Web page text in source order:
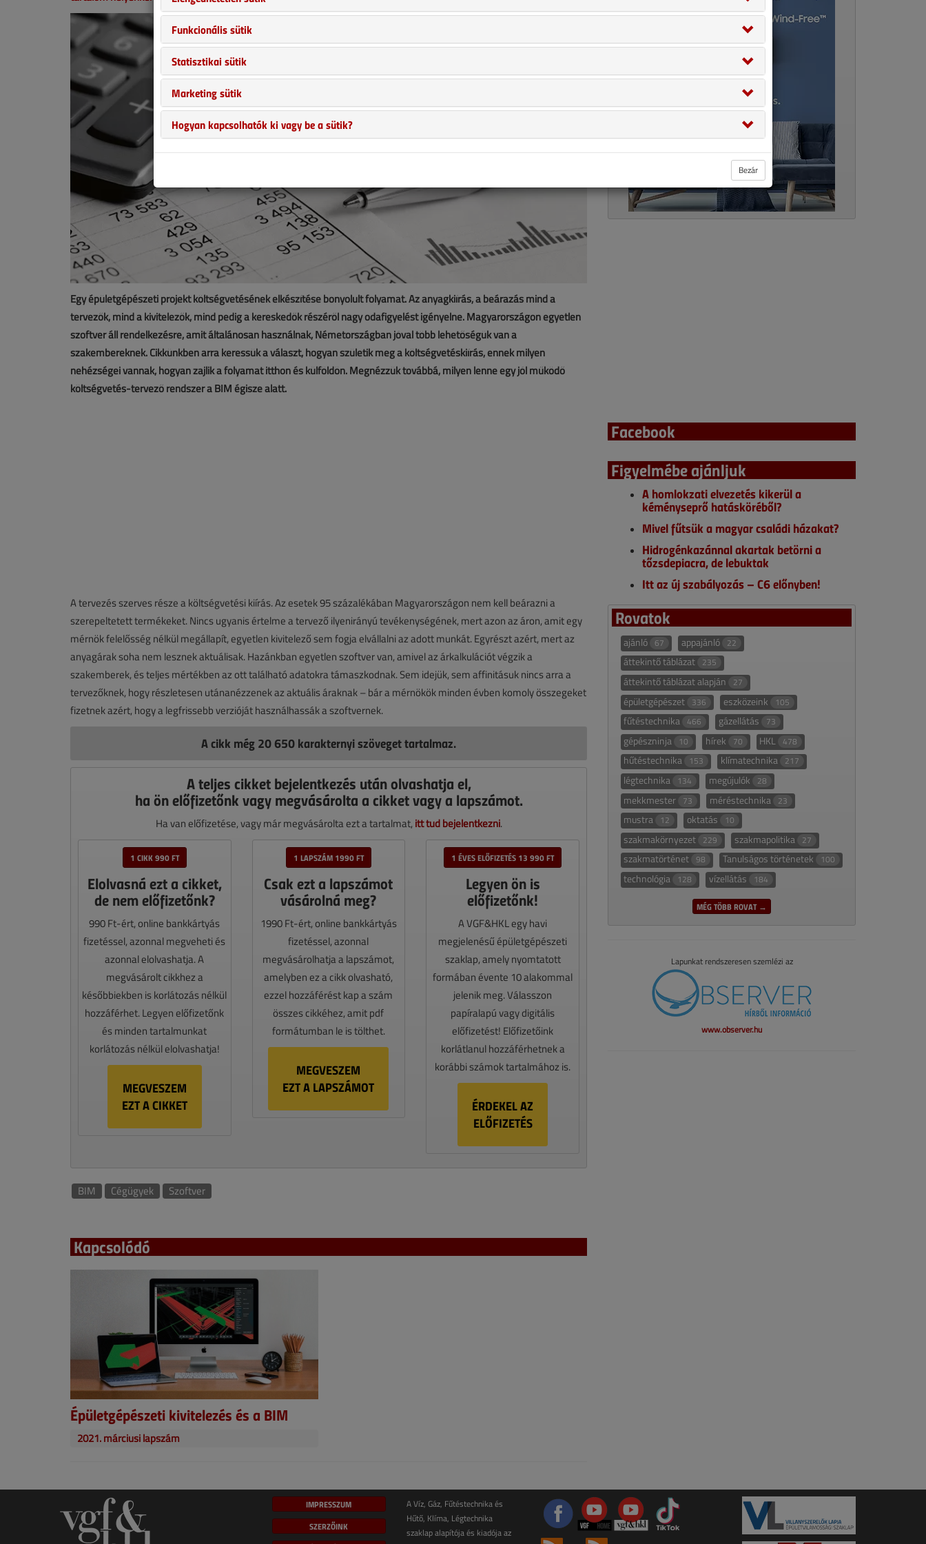
Egy épületgépészeti projekt költségvetésének elkészítése bonyolult folyamat. Az anyagkiírás, a beárazás mind a
tervezők, mind a kivitelezők, mind pedig a kereskedők részéről nagy odafigyelést igényelne. Magyarországon egyetlen
szoftver áll rendelkezésre, amit általánosan használnak, Németországban jóval több lehetőségük van a
szakembereknek. Cikkünkben arra keressük a választ, hogyan születik meg a költségvetéskiírás, ennek milyen
nehézségei vannak, hogyan zajlik a folyamat itthon és külföldön. Megnézzük továbbá, milyen lenne egy jól működő
költségvetés-tervező rendszer a BIM égisze alatt.
A tervezés szerves része a költségvetési kiírás. Az esetek 95 százalékában Magyarországon nem kell beárazni a
szerepeltetett termékeket. Nincs ugyanis értelme a tervező ilyenirányú tevékenységének, mert azon az áron, amit egy
mérnök felelősség nélkül megállapít, egyetlen kivitelező sem fogja elvállalni az adott munkát. Egyrészt azért, mert az
anyagárak soha nem lesznek aktuálisak. Hazánkban egyetlen szoftver van, amivel az árkalkulációt végzik a
szakemberek, és teljes mértékben az ott található adatokra támaszkodnak. Sem idejük, sem affinitásuk nincs arra a
tervezőknek, hogy részletesen utánanézzenek az aktuális áraknak – bár a mérnökök minden évben komoly összegeket
fizetnek azért, hogy a legfrissebb verzióját használhassák a szoftvernek.
A cikk még 20 650 karakternyi szöveget tartalmaz.
A teljes cikket bejelentkezés után olvashatja el,
ha ön előfizetőnk vagy megvásárolta a cikket vagy a lapszámot.
Ha van előfizetése, vagy már megvásárolta ezt a tartalmat, itt tud bejelentkezni.
1 CIKK 990 FT
Elolvasná ezt a cikket,
de nem előfizetőnk?
990 Ft-ért, online bankkártyás
fizetéssel, azonnal megveheti és
azonnal elolvashatja. A
megvásárolt cikkhez a
későbbiekben is korlátozás nélkül
hozzáférhet. Legyen előfizetőnk
és minden tartalmunkat
korlátozás nélkül elolvashatja!
MEGVESZEM
EZT A CIKKET
1 LAPSZÁM 1990 FT
Csak ezt a lapszámot
vásárolná meg?
1990 Ft-ért, online bankkártyás
fizetéssel, azonnal
megvásárolhatja a lapszámot,
amelyben ez a cikk olvasható,
ezzel hozzáférést kap a szám
összes cikkéhez, amit pdf
formátumban le is tölthet.
MEGVESZEM
EZT A LAPSZÁMOT
1 ÉVES ELŐFIZETÉS 13 990 FT
Legyen ön is
előfizetőnk!
A VGF&HKL egy havi
megjelenésű épületgépészeti
szaklap, amely nyomtatott
formában évente 10 alakommal
jelenik meg. Válasszon
papíralapú vagy digitális
előfizetést! Előfizetőink
korlátlanul hozzáférhetnek a
korábbi számok tartalmához is.
ÉRDEKEL AZ
ELŐFIZETÉS
BIM Cégügyek Szoftver
Kapcsolódó
Épületgépészeti kivitelezés és a BIM
2021. márciusi lapszám
Facebook
Figyelmébe ajánljuk
A homlokzati elvezetés kikerül a
kéményseprő hatásköréből?
Mivel fűtsük a magyar családi házakat?
Hidrogénkazánnal akartak betörni a
tőzsdepiacra, de lebuktak
Itt az új szabályozás – C6 előnyben!
Rovatok
ajánló 67 appajánló 22
áttekintő táblázat 235
áttekintő táblázat alapján 27
épületgépészet 336 eszközeink 105
fűtéstechnika 466 gázellátás 73
gépészninja 10 hírek 70 HKL 478
hűtéstechnika 153 klímatechnika 217
légtechnika 134 megújulók 28
mekkmester 73 méréstechnika 23
mustra 12 oktatás 10
szakmakörnyezet 229 szakmapolitika 27
szakmatörténet 98 Tanulságos történetek 100
technológia 128 vízellátás 184
MÉG TÖBB ROVAT →
Lapunkat rendszeresen szemlézi az
www.observer.hu
IMPRESSZUM
SZERZŐINK
A Víz, Gáz, Fűtéstechnika és
Hűtő, Klíma, Légtechnika
szaklap alapítója és kiadója az
Funkcionális sütik
Statisztikai sütik
Marketing sütik
Hogyan kapcsolhatók ki vagy be a sütik?
Bezár